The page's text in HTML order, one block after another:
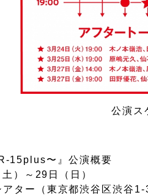
公演ス
15plus〜』公演概要
）～29日（日）
アター（東京都渋谷区渋谷